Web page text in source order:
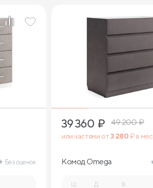
Без оценок
39 360 ₽ 49 200₽
или частями от3 280 ₽ в мес.
Комод Omega
Ш. Д. В.